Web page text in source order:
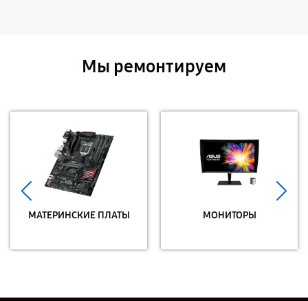
Мы ремонтируем
МАТЕРИНСКИЕ ПЛАТЫ МОНИТОРЫ